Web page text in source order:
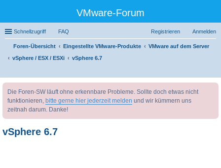
VMware-Forum
Schnellzugriff FAQ Anmelden
Registrieren
Foren-Übersicht Eingestellte VMware-Produkte
VMware auf dem Server
vSphere / ESX / ESXi
vSphere 6.7
uc
Die Foren-SW läuft ohne erkennbare Probleme. Sollte doch etwas nicht
funktionieren, bitte gerne hier jederzeit melden und wir kümmern uns
zeitnah darum. Danke!
vSphere 6.7